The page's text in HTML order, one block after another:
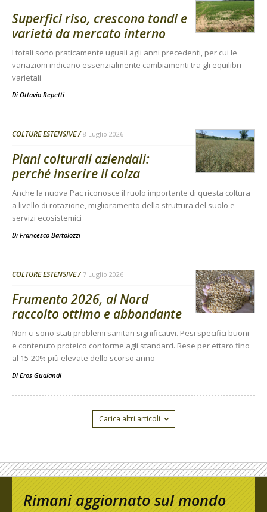
Superfici riso, crescono tondi e
varietà da mercato interno
I totali sono praticamente uguali agli anni precedenti, per cui le
variazioni indicano essenzialmente cambiamenti tra gli equilibri
varietali
Di Ottavio Repetti
COLTURE ESTENSIVE 8 Luglio 2026
Piani colturali aziendali:
perché inserire il colza
Anche la nuova Pac riconosce il ruolo importante di questa coltura
a livello di rotazione, miglioramento della struttura del suolo e
servizi ecosistemici
Di Francesco Bartolozzi
COLTURE ESTENSIVE 7 Luglio 2026
Frumento 2026, al Nord
raccolto ottimo e abbondante
Non ci sono stati problemi sanitari significativi. Pesi specifici buoni
e contenuto proteico conforme agli standard. Rese per ettaro fino
al 15-20% più elevate dello scorso anno
Di Eros Gualandi
Carica altri articoli
Rimani aggiornato sul mondo